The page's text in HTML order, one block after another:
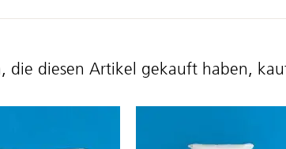
die diesen Artikel gekauft haben,